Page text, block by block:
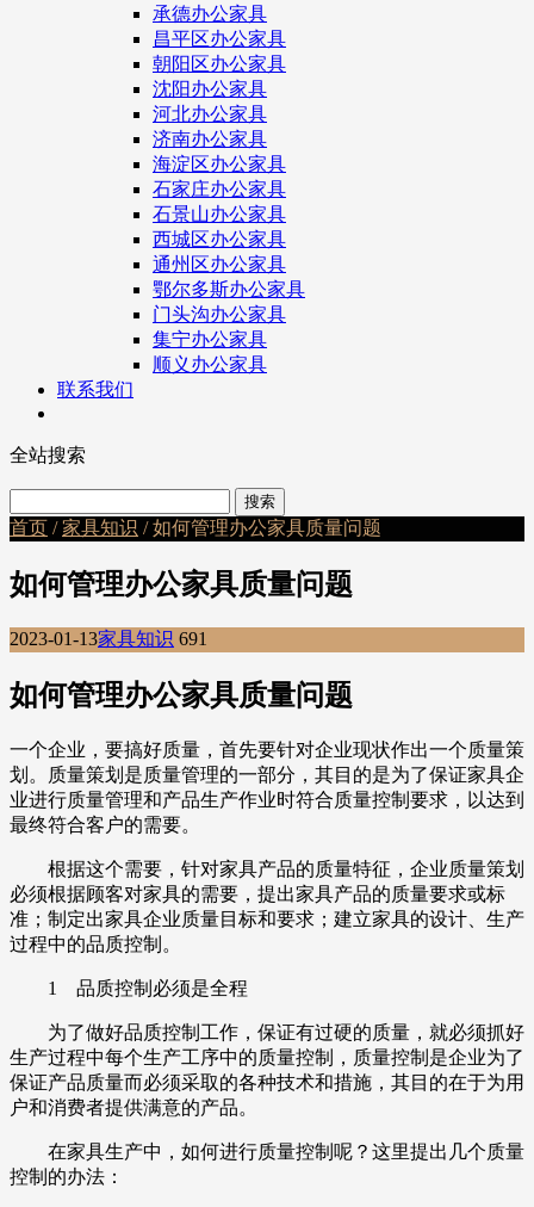
承德办公家具
昌平区办公家具
朝阳区办公家具
沈阳办公家具
河北办公家具
济南办公家具
海淀区办公家具
石家庄办公家具
石景山办公家具
西城区办公家具
通州区办公家具
鄂尔多斯办公家具
门头沟办公家具
集宁办公家具
顺义办公家具
联系我们
全站搜索
首页 /家具知识 / 如何管理办公家具质量问题
如何管理办公家具质量问题
2023-01-13家具知识 691
如何管理办公家具质量问题
一个企业，要搞好质量，首先要针对企业现状作出一个质量策
划。质量策划是质量管理的一部分，其目的是为了保证家具企
业进行质量管理和产品生产作业时符合质量控制要求，以达到
最终符合客户的需要。
根据这个需要，针对家具产品的质量特征，企业质量策划
必须根据顾客对家具的需要，提出家具产品的质量要求或标
准；制定出家具企业质量目标和要求；建立家具的设计、生产
过程中的品质控制。
1 品质控制必须是全程
为了做好品质控制工作，保证有过硬的质量，就必须抓好
生产过程中每个生产工序中的质量控制，质量控制是企业为了
保证产品质量而必须采取的各种技术和措施，其目的在于为用
户和消费者提供满意的产品。
在家具生产中，如何进行质量控制呢？这里提出几个质量
控制的办法：